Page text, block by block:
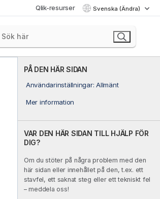
Qlik-resurser Svenska (Ändra)
PÅ DEN HÄR SIDAN
Användarinställningar: Allmänt
Mer information
VAR DEN HÄR SIDAN TILL HJÄLP FÖR
DIG?
Om du stöter på några problem med den
här sidan eller innehållet på den, t.ex. ett
stavfel, ett saknat steg eller ett tekniskt fel
– meddela oss!